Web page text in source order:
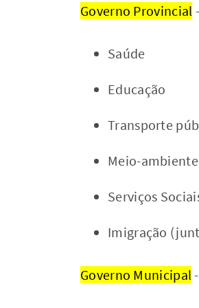
Governo Provincial
Saúde
Educação
Transporte
Meio-ambiente
Serviços
Imigração
Governo Municipal